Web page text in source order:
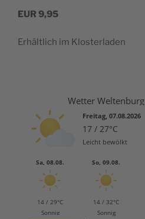
EUR 9,95
Erhältlich im Klosterladen
Wetter Weltenburg
Freitag, 07.08.2026
17 / 27°C
Leicht bewölkt
Sa, 08.08.
14 / 29°C
Sonnig
So, 09.08.
14 / 32°C
Sonnig